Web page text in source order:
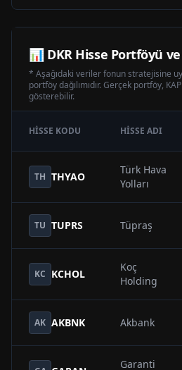
📊 DKRHisse Portföyü ve
* Aşağıdaki veriler fonun stratejisine
portföy dağılımıdır. Gerçek portföy,
gösterebilir.
HISSE KODU HISSE ADI
TH THYAO
Türk Hava
Yolları
TU TUPRS Tüpraş
KC KCHOL
Koç
Holding
AK AKBNK Akbank
Garanti